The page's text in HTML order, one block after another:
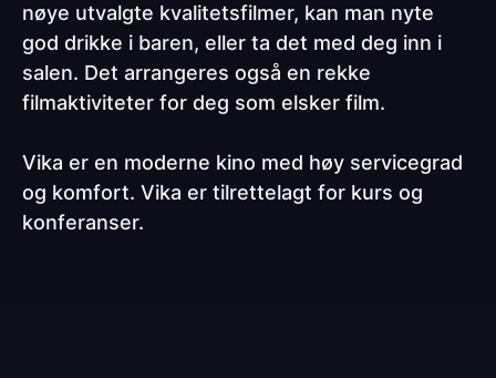
nøye utvalgte kvalitetsfilmer, kan man nyte
god drikke i baren, eller ta det med deg inn i
salen. Det arrangeres også en rekke
filmaktiviteter for deg som elsker film.
Vika er en moderne kino med høy servicegrad
og komfort. Vika er tilrettelagt for kurs og
konferanser.